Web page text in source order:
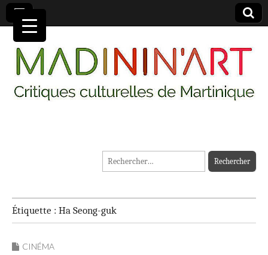
MADININ'ART
Rechercher :
Étiquette : Ha Seong-guk
CINÉMA